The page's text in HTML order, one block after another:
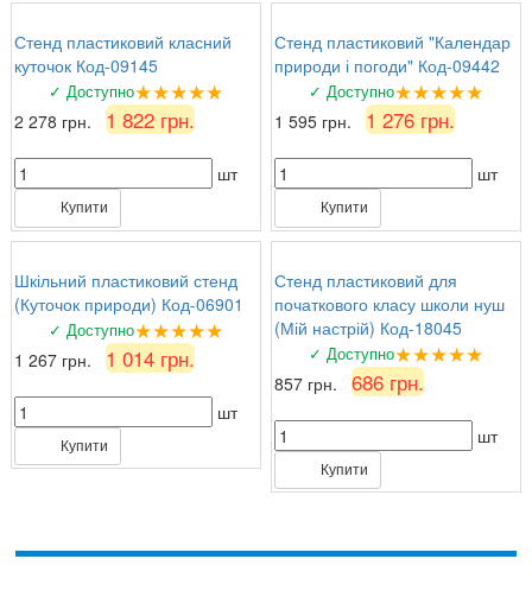
Стенд пластиковий класний
куточок Код-09145
✓ Доступно★★★★★
2 278 грн. 1 822 грн.
шт
Купити
Стенд пластиковий "Календар
природи і погоди" Код-09442
✓ Доступно★★★★★
1 595 грн. 1 276 грн.
шт
Купити
Шкільний пластиковий стенд
(Куточок природи) Код-06901
✓ Доступно★★★★★
1 267 грн. 1 014 грн.
шт
Купити
Стенд пластиковий для
початкового класу школи нуш
(Мій настрій) Код-18045
✓ Доступно★★★★★
857 грн. 686 грн.
шт
Купити